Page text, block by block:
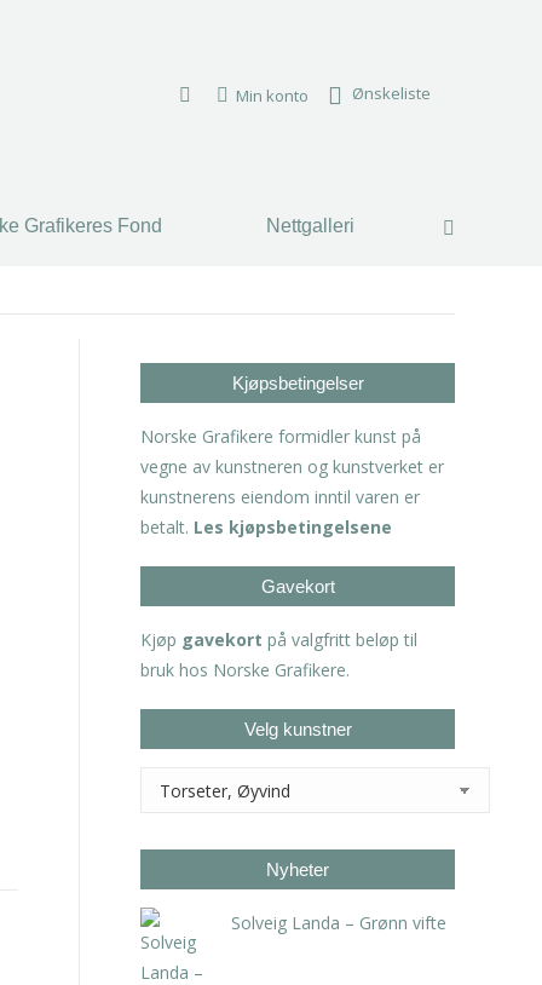
Min konto Ønskeliste
Grafikeres Fond Nettgalleri Search:
Kjøpsbetingelser
Norske Grafikere formidler kunst på
vegne av kunstneren og kunstverket er
kunstnerens eiendom inntil varen er
betalt. Les kjøpsbetingelsene
Gavekort
Kjøp gavekort på valgfritt beløp til
bruk hos Norske Grafikere.
Velg kunstner
Nyheter
Solveig Landa – Grønn vifte